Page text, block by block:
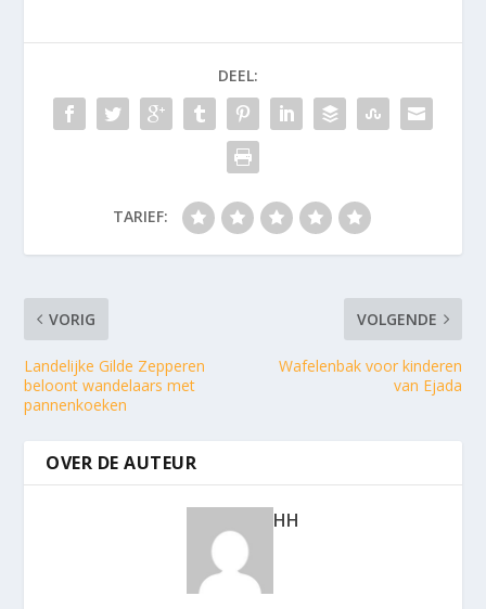
DEEL:
TARIEF:
VORIG
Landelijke Gilde Zepperen
beloont wandelaars met
pannenkoeken
VOLGENDE
Wafelenbak voor kinderen
van Ejada
OVER DE AUTEUR
HH